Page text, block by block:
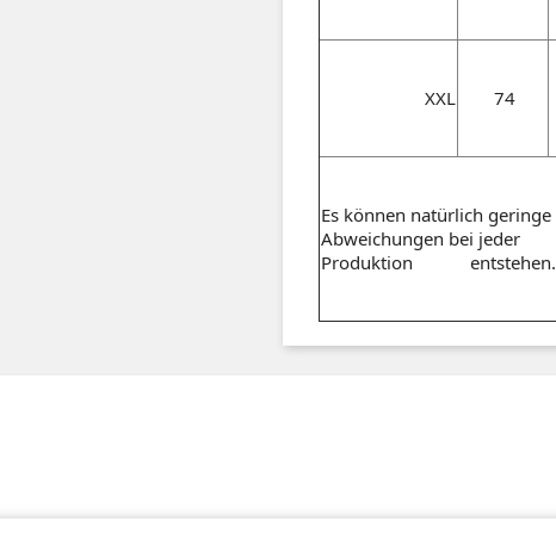
XXL 74
Es können natürlich geringe
Abweichungen bei jeder
Produktion entstehen.